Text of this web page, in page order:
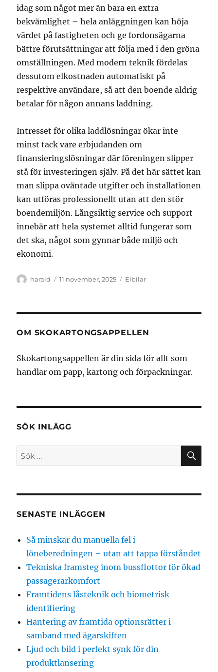
idag som något mer än bara en extra
bekvämlighet – hela anläggningen kan höja
värdet på fastigheten och ge fordonsägarna
bättre förutsättningar att följa med i den gröna
omställningen. Med modern teknik fördelas
dessutom elkostnaden automatiskt på
respektive användare, så att den boende aldrig
betalar för någon annans laddning.
Intresset för olika laddlösningar ökar inte
minst tack vare erbjudanden om
finansieringslösningar där föreningen slipper
stå för investeringen själv. På det här sättet kan
man slippa oväntade utgifter och installationen
kan utföras professionellt utan att den stör
boendemiljön. Långsiktig service och support
innebär att hela systemet alltid fungerar som
det ska, något som gynnar både miljö och
ekonomi.
Författare
harald
Publicerat
11 november, 2025 Kategorier
Elbilar
OM SKOKARTONGSAPPELLEN
Skokartongsappellen är din sida för allt som
handlar om papp, kartong och förpackningar.
SÖK INLÄGG
Sök
efter:
SENASTE INLÄGGEN
Så minskar du manuella fel i
löneberedningen – utan att tappa förståndet
Tekniska framsteg inom bussflottor för ökad
passagerarkomfort
Framtidens låsteknik och biometrisk
identifiering
Hantering av framtida optionsrätter i
samband med ägarskiften
Ljud och bild i perfekt synk för din
produktlansering